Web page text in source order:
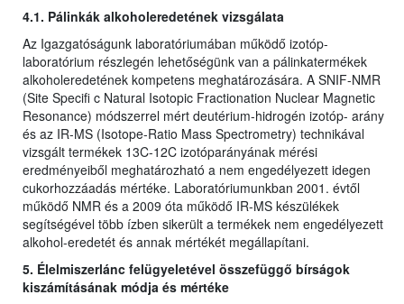
4.1. Pálinkák alkoholeredetének vizsgálata
Az Igazgatóságunk laboratóriumában működő izotóp-
laboratórium részlegén lehetőségünk van a pálinkatermékek
alkoholeredetének kompetens meghatározására. A SNIF-NMR
(Site Specifi c Natural Isotopic Fractionation Nuclear Magnetic
Resonance) módszerrel mért deutérium-hidrogén izotóp- arány
és az IR-MS (Isotope-Ratio Mass Spectrometry) technikával
vizsgált termékek 13C-12C izotóparányának mérési
eredményeiből meghatározható a nem engedélyezett idegen
cukorhozzáadás mértéke. Laboratóriumunkban 2001. évtől
működő NMR és a 2009 óta működő IR-MS készülékek
segítségével több ízben sikerült a termékek nem engedélyezett
alkohol-eredetét és annak mértékét megállapítani.
5. Élelmiszerlánc felügyeletével összefüggő bírságok
kiszámításának módja és mértéke